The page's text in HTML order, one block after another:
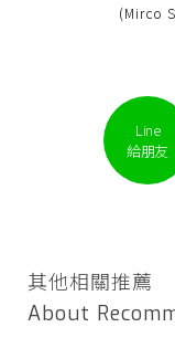
(Mirco
Line
給朋友
其他相關推薦
About